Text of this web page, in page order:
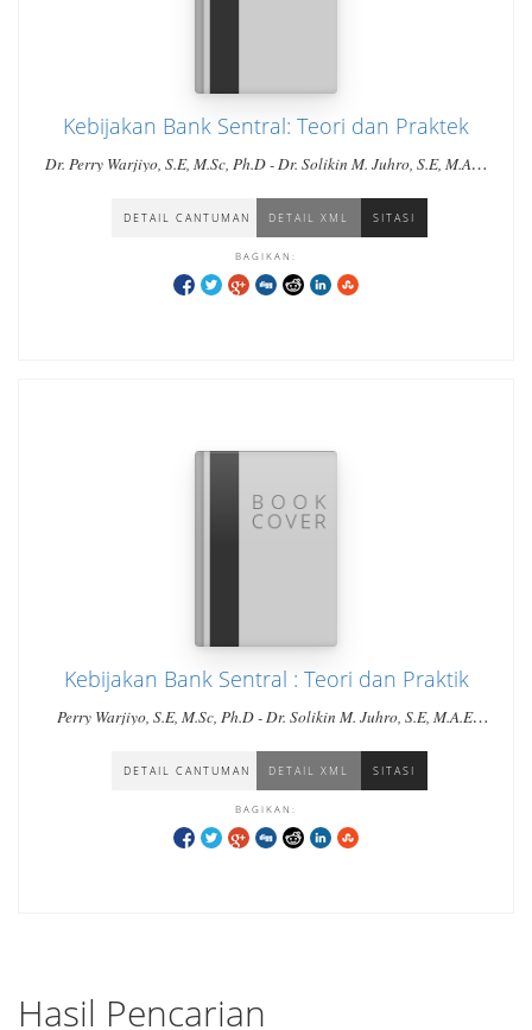
Kebijakan Bank Sentral: Teori dan Praktek
Dr. Perry Warjiyo, S.E, M.Sc, Ph.D - Dr. Solikin M. Juhro, S.E, M.A.E,
DETAIL CANTUMAN DETAIL XML SITASI
BAGIKAN:
Kebijakan Bank Sentral : Teori dan Praktik
Perry Warjiyo, S.E, M.Sc, Ph.D - Dr. Solikin M. Juhro, S.E, M.A.E,
DETAIL CANTUMAN DETAIL XML SITASI
BAGIKAN:
Hasil Pencarian